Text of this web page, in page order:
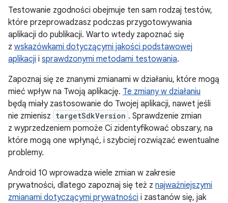
Testowanie zgodności obejmuje ten sam rodzaj testów,
które przeprowadzasz podczas przygotowywania
aplikacji do publikacji. Warto wtedy zapoznać się
z wskazówkami dotyczącymi jakości podstawowej
aplikacji i sprawdzonymi metodami testowania.
Zapoznaj się ze znanymi zmianami w działaniu, które mogą
mieć wpływ na Twoją aplikację. Te zmiany w działaniu
będą miały zastosowanie do Twojej aplikacji, nawet jeśli
nie zmienisz targetSdkVersion . Sprawdzenie zmian
z wyprzedzeniem pomoże Ci zidentyfikować obszary, na
które mogą one wpłynąć, i szybciej rozwiązać ewentualne
problemy.
Android 10 wprowadza wiele zmian w zakresie
prywatności, dlatego zapoznaj się też z najważniejszymi
zmianami dotyczącymi prywatności i zastanów się, jak